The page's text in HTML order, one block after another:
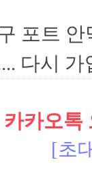
포트
다시
카오톡
[초